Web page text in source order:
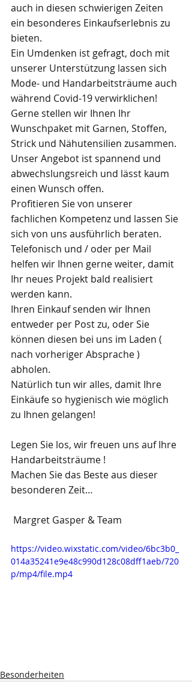
auch in diesen schwierigen Zeiten
ein besonderes Einkaufserlebnis zu
bieten.
Ein Umdenken ist gefragt, doch mit
unserer Unterstützung lassen sich
Mode- und Handarbeitsträume auch
während Covid-19 verwirklichen!
Gerne stellen wir Ihnen Ihr
Wunschpaket mit Garnen, Stoffen,
Strick und Nähutensilien zusammen.
Unser Angebot ist spannend und
abwechslungsreich und lässt kaum
einen Wunsch offen.
Profitieren Sie von unserer
fachlichen Kompetenz und lassen Sie
sich von uns ausführlich beraten.
Telefonisch und / oder per Mail
helfen wir Ihnen gerne weiter, damit
Ihr neues Projekt bald realisiert
werden kann.
Ihren Einkauf senden wir Ihnen
entweder per Post zu, oder Sie
können diesen bei uns im Laden (
nach vorheriger Absprache )
abholen.
Natürlich tun wir alles, damit Ihre
Einkäufe so hygienisch wie möglich
zu Ihnen gelangen!
Legen Sie los, wir freuen uns auf Ihre
Handarbeitsträume !
Machen Sie das Beste aus dieser
besonderen Zeit…
Margret Gasper & Team
https://video.wixstatic.com/video/6bc3b0_
014a35241e9e48c990d128c08dff1aeb/720
p/mp4/file.mp4
Besonderheiten